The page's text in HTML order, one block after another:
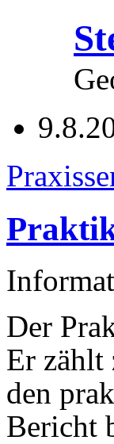
Der
Er zählt
den
Bericht